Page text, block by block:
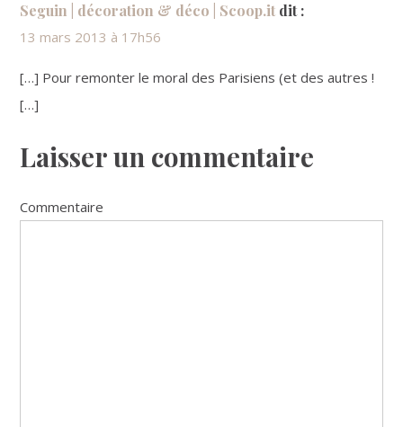
Seguin | décoration & déco | Scoop.it dit :
13 mars 2013 à 17h56
[…] Pour remonter le moral des Parisiens (et des autres !
[…]
Laisser un commentaire
Commentaire